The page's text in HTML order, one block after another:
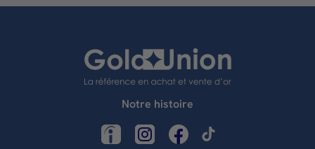
Notre histoire
LinkedIn InstagramFacebookTikTok